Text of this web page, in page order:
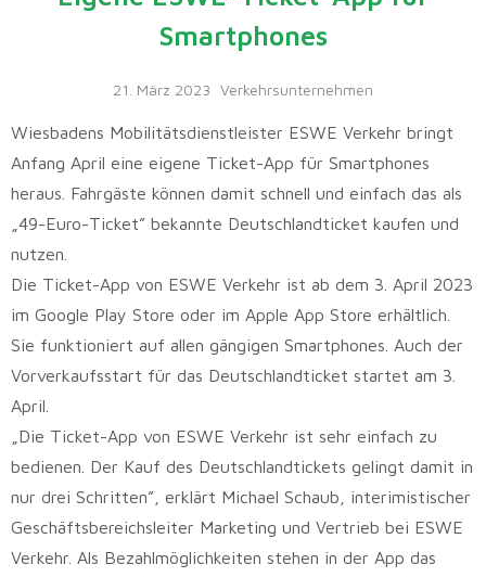
Smartphones
21. März 2023 Verkehrsunternehmen
Wiesbadens Mobilitätsdienstleister ESWE Verkehr bringt
Anfang April eine eigene Ticket-App für Smartphones
heraus. Fahrgäste können damit schnell und einfach das als
„49-Euro-Ticket” bekannte Deutschlandticket kaufen und
nutzen.
Die Ticket-App von ESWE Verkehr ist ab dem 3. April 2023
im Google Play Store oder im Apple App Store erhältlich.
Sie funktioniert auf allen gängigen Smartphones. Auch der
Vorverkaufsstart für das Deutschlandticket startet am 3.
April.
„Die Ticket-App von ESWE Verkehr ist sehr einfach zu
bedienen. Der Kauf des Deutschlandtickets gelingt damit in
nur drei Schritten”, erklärt Michael Schaub, interimistischer
Geschäftsbereichsleiter Marketing und Vertrieb bei ESWE
Verkehr. Als Bezahlmöglichkeiten stehen in der App das